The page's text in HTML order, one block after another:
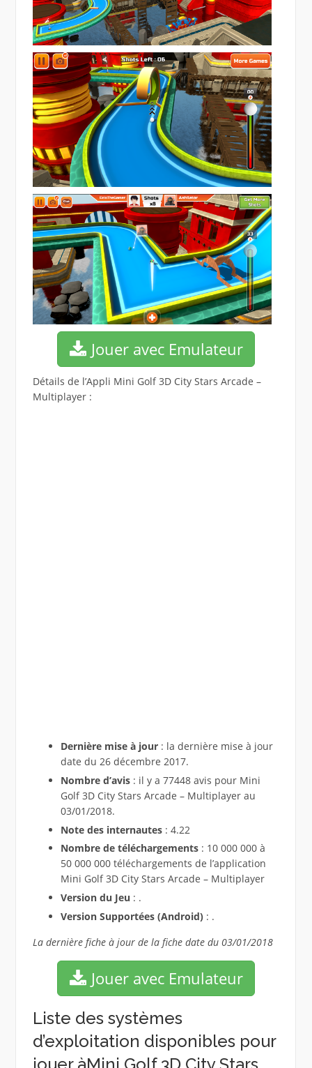
Jouer avec Emulateur
Détails de l’Appli Mini Golf 3D City Stars Arcade –
Multiplayer :
Dernière mise à jour: la dernière mise à jour
date du 26 décembre 2017.
Nombre d’avis: il y a 77448 avis pour Mini
Golf 3D City Stars Arcade – Multiplayer au
03/01/2018.
Note des internautes: 4.22
Nombre de téléchargements : 10 000 000 à
50 000 000 téléchargements de l’application
Mini Golf 3D City Stars Arcade – Multiplayer
Version du Jeu : .
Version Supportées (Android): .
La dernière fiche à jour de la fiche date du 03/01/2018
Jouer avec Emulateur
Liste des systèmes
d’exploitation disponibles pour